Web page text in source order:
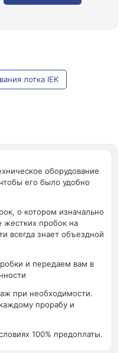
лотка IEK
оборудование
его было удобно
о котором изначально
жестких пробок на
всегда знает объездной
и передаем вам в
при необходимости.
прорабу и
100% предоплаты.